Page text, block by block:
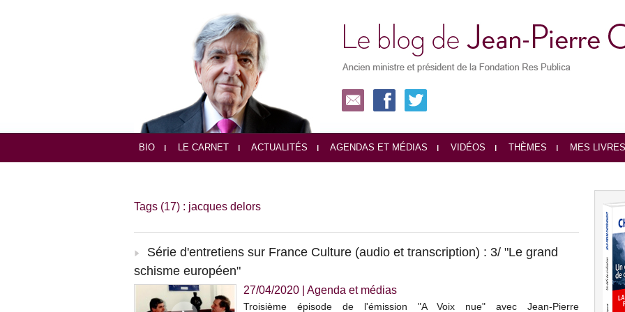
BIO LE CARNET ACTUALITÉS AGENDAS ET MÉDIAS VIDÉOS THÈMES MES LIVRES
Tags (17) : jacques delors
Série d'entretiens sur France Culture (audio et transcription) : 3/ "Le grand
schisme européen"
27/04/2020 Agenda et médias
Troisième épisode de l'émission "A Voix nue" avec Jean-Pierre